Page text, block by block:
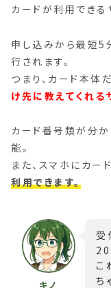
カードが利用できる
申し込みから最短5
行されます。
つまり、カード本体
け先に教えてくれる
カード番号類が分か
能。
また、スマホにカー
利用できます。
受
こ
ち